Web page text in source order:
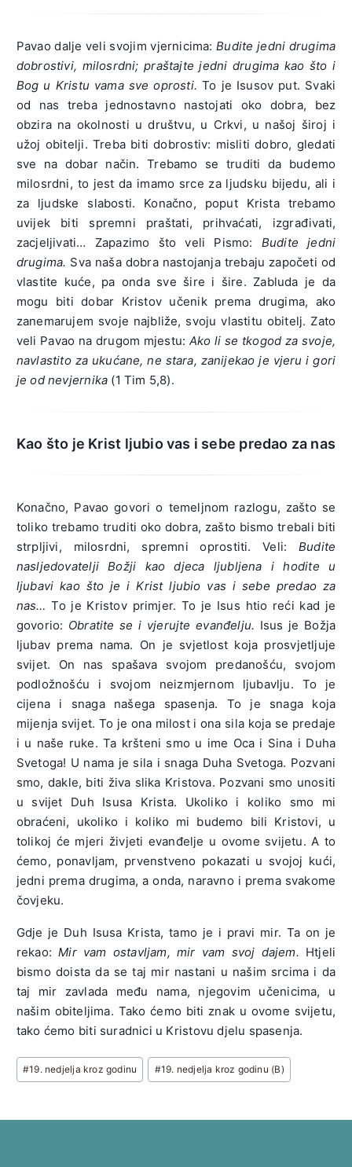
Pavao dalje veli svojim vjernicima:Budite jedni drugima
dobrostivi, milosrdni; praštajte jedni drugima kao što i
Bog u Kristu vama sve oprosti. To je Isusov put. Svaki
od nas treba jednostavno nastojati oko dobra, bez
obzira na okolnosti u društvu, u Crkvi, u našoj široj i
užoj obitelji. Treba biti dobrostiv: misliti dobro, gledati
sve na dobar način. Trebamo se truditi da budemo
milosrdni, to jest da imamo srce za ljudsku bijedu, ali i
za ljudske slabosti. Konačno, poput Krista trebamo
uvijek biti spremni praštati, prihvaćati, izgrađivati,
zacjeljivati… Zapazimo što veli Pismo: Budite jedni
drugima. Sva naša dobra nastojanja trebaju započeti od
vlastite kuće, pa onda sve šire i šire. Zabluda je da
mogu biti dobar Kristov učenik prema drugima, ako
zanemarujem svoje najbliže, svoju vlastitu obitelj. Zato
veli Pavao na drugom mjestu: Ako li se tkogod za svoje,
navlastito za ukućane, ne stara, zanijekao je vjeru i gori
je od nevjernika (1 Tim 5,8).
Kao što je Krist ljubio vas i sebe predao za nas
Konačno, Pavao govori o temeljnom razlogu, zašto se
toliko trebamo truditi oko dobra, zašto bismo trebali biti
strpljivi, milosrdni, spremni oprostiti. Veli: Budite
nasljedovatelji Božji kao djeca ljubljena i hodite u
ljubavi kao što je i Krist ljubio vas i sebe predao za
nas…To je Kristov primjer. To je Isus htio reći kad je
govorio: Obratite se i vjerujte evanđelju. Isus je Božja
ljubav prema nama. On je svjetlost koja prosvjetljuje
svijet. On nas spašava svojom predanošću, svojom
podložnošću i svojom neizmjernom ljubavlju. To je
cijena i snaga našega spasenja. To je snaga koja
mijenja svijet. To je ona milost i ona sila koja se predaje
i u naše ruke. Ta kršteni smo u ime Oca i Sina i Duha
Svetoga! U nama je sila i snaga Duha Svetoga. Pozvani
smo, dakle, biti živa slika Kristova. Pozvani smo unositi
u svijet Duh Isusa Krista. Ukoliko i koliko smo mi
obraćeni, ukoliko i koliko mi budemo bili Kristovi, u
tolikoj će mjeri živjeti evanđelje u ovome svijetu. A to
ćemo, ponavljam, prvenstveno pokazati u svojoj kući,
jedni prema drugima, a onda, naravno i prema svakome
čovjeku.
Gdje je Duh Isusa Krista, tamo je i pravi mir. Ta on je
rekao:Mir vam ostavljam, mir vam svoj dajem. Htjeli
bismo doista da se taj mir nastani u našim srcima i da
taj mir zavlada među nama, njegovim učenicima, u
našim obiteljima. Tako ćemo biti znak u ovome svijetu,
tako ćemo biti suradnici u Kristovu djelu spasenja.
Post
Tags:
#19. nedjelja kroz godinu #19. nedjelja kroz godinu (B)